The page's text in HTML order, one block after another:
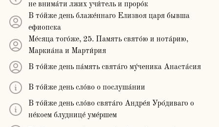
не внима́ти лжих учи́тель и проро́к
В то́йже день блаже́ннаго Елизвоя царя бывша
ефиопска
Ме́сяца того́же, 25. Память свято́ю и нота́рию,
Маркиа́на и Марти́рия
В то́йже день па́мять свята́го му́ченика Анаста́сия
В то́йже день сло́во о послуша́нии
В то́йже день сло́во свята́го Андре́я Уро́диваго о
не́коем блуднице́ уме́ршем